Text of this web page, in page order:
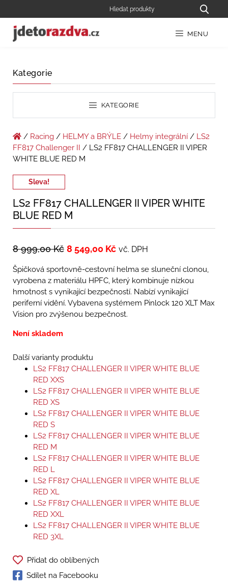
MENU
Kategorie
KATEGORIE
/ Racing / HELMY a BRÝLE / Helmy integrální / LS2
FF817 Challenger II
/ LS2 FF817 CHALLENGER II VIPER
WHITE BLUE RED M
Sleva!
LS2 FF817 CHALLENGER II VIPER WHITE
BLUE RED M
8 999,00Kč 8 549,00 Kč vč. DPH
Špičková sportovně-cestovní helma se sluneční clonou,
vyrobena z materiálu HPFC, který kombinuje nízkou
hmotnost s vynikající bezpečností. Nabízí vynikající
periferní vidění. Vybavena systémem Pinlock 120 XLT Max
Vision pro zvýšenou bezpečnost.
Není skladem
Další varianty produktu
LS2 FF817 CHALLENGER II VIPER WHITE BLUE
RED XXS
LS2 FF817 CHALLENGER II VIPER WHITE BLUE
RED XS
LS2 FF817 CHALLENGER II VIPER WHITE BLUE
RED S
LS2 FF817 CHALLENGER II VIPER WHITE BLUE
RED M
LS2 FF817 CHALLENGER II VIPER WHITE BLUE
RED L
LS2 FF817 CHALLENGER II VIPER WHITE BLUE
RED XL
LS2 FF817 CHALLENGER II VIPER WHITE BLUE
RED XXL
LS2 FF817 CHALLENGER II VIPER WHITE BLUE
RED 3XL
Přidat do oblíbených
Sdílet na Facebooku